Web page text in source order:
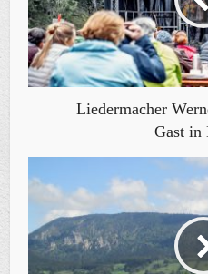
Liedermacher
Gast in